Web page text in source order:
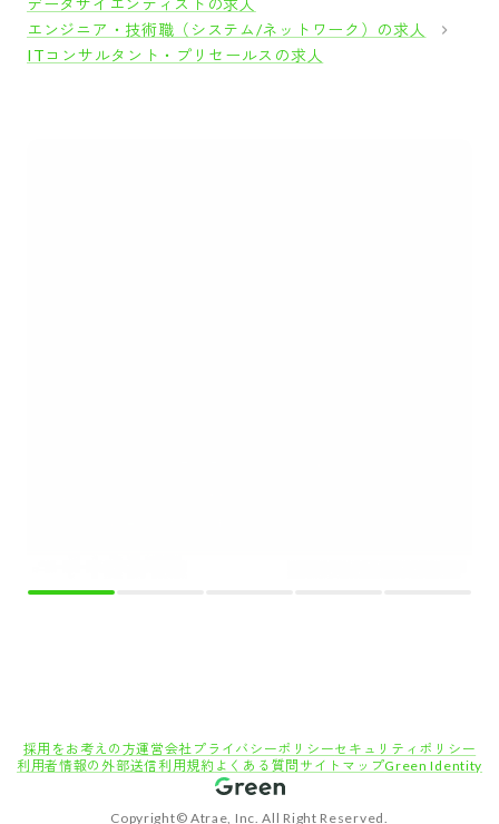
データサイエンティストの求人
エンジニア・技術職（システム/ネットワーク）の求人
ITコンサルタント・プリセールスの求人
採用をお考えの方運営会社 プライバシーポリシーセキュリティポリシー
利用者情報の外部送信利用規約 よくある質問 サイトマップGreen Identity
Copyright© Atrae, Inc. All Right Reserved.